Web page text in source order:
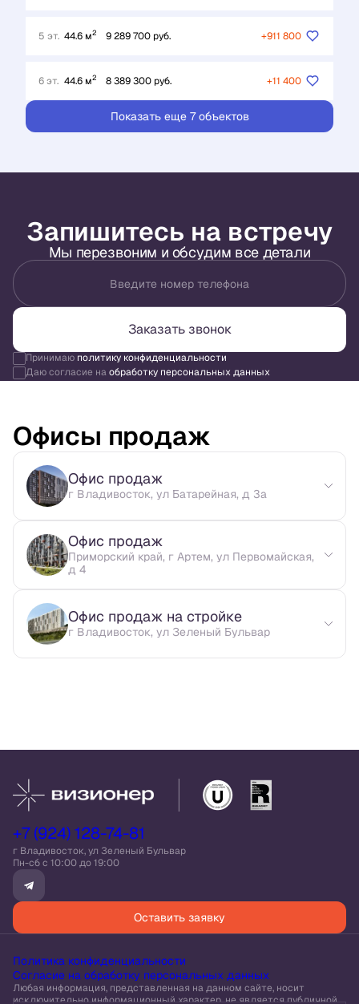
5 эт. 44.6 м2 9 289 700 руб. +911 800
6 эт. 44.6 м2 8 389 300 руб. +11 400
Показать еще 7 объектов
Запишитесь на встречу
Мы перезвоним и обсудим все детали
Введите номер телефона
Заказать звонок
Принимаю политику конфиденциальности
Даю согласие наобработку персональных данных
Офисы продаж
Офис продаж
г Владивосток, ул Батарейная, д 3а
Офис продаж
Приморский край, г Артем, ул Первомайская,
д 4
Офис продаж на стройке
г Владивосток, ул Зеленый Бульвар
+7 (924) 128-74-81
г Владивосток, ул Зеленый Бульвар
Пн-сб c 10:00 до 19:00
Оставить заявку
Политика конфиденциальности
Согласие на обработку персональных данных
Любая информация, представленная на данном сайте, носит
исключительно информационный характер, не является публичной